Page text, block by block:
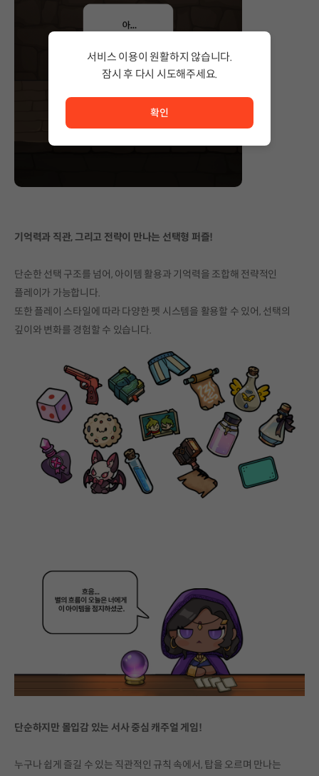
기억력과 직관, 그리고 전략이 만나는 선택형 퍼즐!
단순한 선택 구조를 넘어, 아이템 활용과 기억력을 조합해 전략적인
플레이가 가능합니다.
또한 플레이 스타일에 따라 다양한 펫 시스템을 활용할 수 있어, 선택의
깊이와 변화를 경험할 수 있습니다.
단순하지만 몰입감 있는 서사 중심 캐주얼 게임!
누구나 쉽게 즐길 수 있는 직관적인 규칙 속에서, 탑을 오르며 만나는
서비스 이용이 원활하지 않습니다.
잠시 후 다시 시도해주세요.
확인